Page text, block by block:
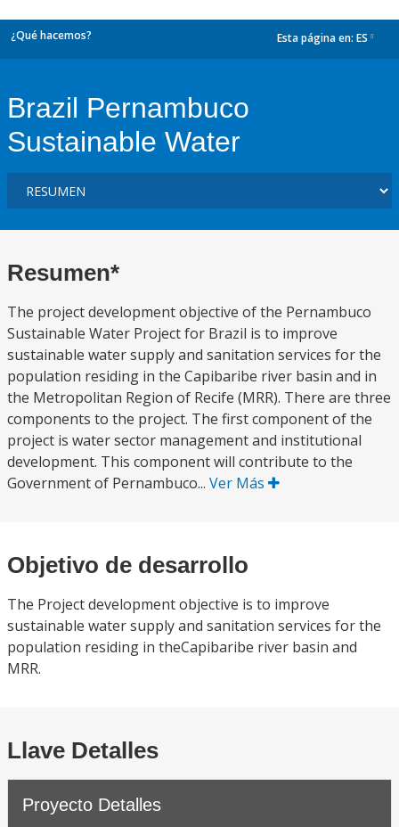
¿Qué hacemos? Esta página en: ES
Brazil Pernambuco
Sustainable Water
Resumen*
The project development objective of the Pernambuco
Sustainable Water Project for Brazil is to improve
sustainable water supply and sanitation services for the
population residing in the Capibaribe river basin and in
the Metropolitan Region of Recife (MRR). There are three
components to the project. The first component of the
project is water sector management and institutional
development. This component will contribute to the
Government of Pernambuco... Ver Más
Objetivo de desarrollo
The Project development objective is to improve
sustainable water supply and sanitation services for the
population residing in theCapibaribe river basin and
MRR.
Llave Detalles
Proyecto Detalles